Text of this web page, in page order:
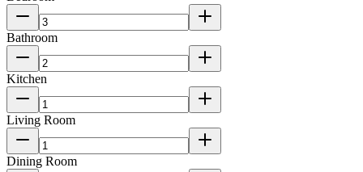
Bathroom
Kitchen
Living Room
Dining Room